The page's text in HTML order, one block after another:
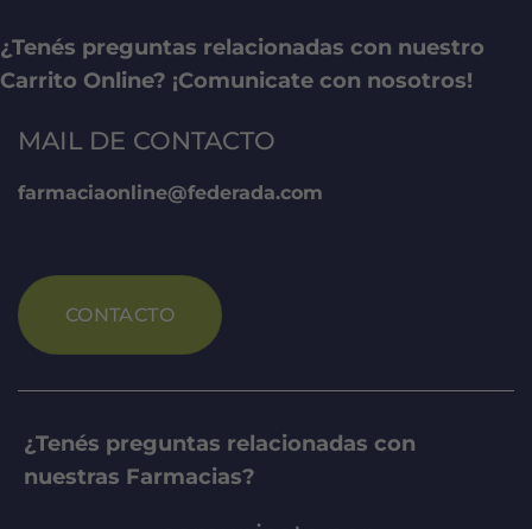
¿Tenés preguntas relacionadas con nuestro
Carrito Online? ¡Comunicate con nosotros!
MAIL DE CONTACTO
farmaciaonline@federada.com
CONTACTO
¿Tenés preguntas relacionadas con
nuestras Farmacias?